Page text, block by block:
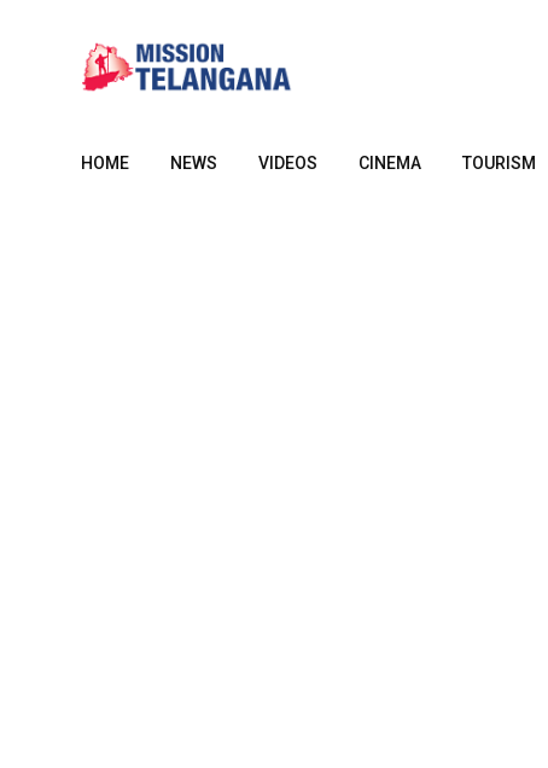
HOME NEWS VIDEOS CINEMA TOURISM